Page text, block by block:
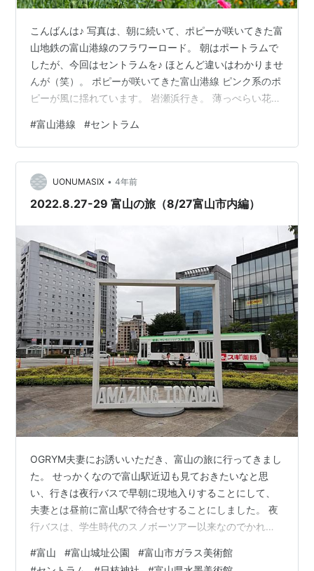
こんばんは♪ 写真は、朝に続いて、ポピーが咲いてきた富
山地鉄の富山港線のフラワーロード。 朝はポートラムで
したが、今回はセントラムを♪ ほとんど違いはわかりませ
んが（笑）。 ポピーが咲いてきた富山港線 ピンク系のポ
ピーが風に揺れています。 岩瀬浜行き。 薄っぺらい花び
ます。
#富山港線 #セントラム
UONUMASIX • 4年前
2022.8.27-29 富山の旅（8/27富山市内編）
OGRYM夫妻にお誘いいただき、富山の旅に行ってきまし
た。 せっかくなので富山駅近辺も見ておきたいなと思
い、行きは夜行バスで早朝に現地入りすることにして、
夫妻とは昼前に富山駅で待合せすることにしました。 夜
行バスは、学生時代のスノボーツアー以来なのでかれこ
中央部にトイレと、車内がだいぶ進化してました。ラス
#富山 #富山城址公園 #富山市ガラス美術館